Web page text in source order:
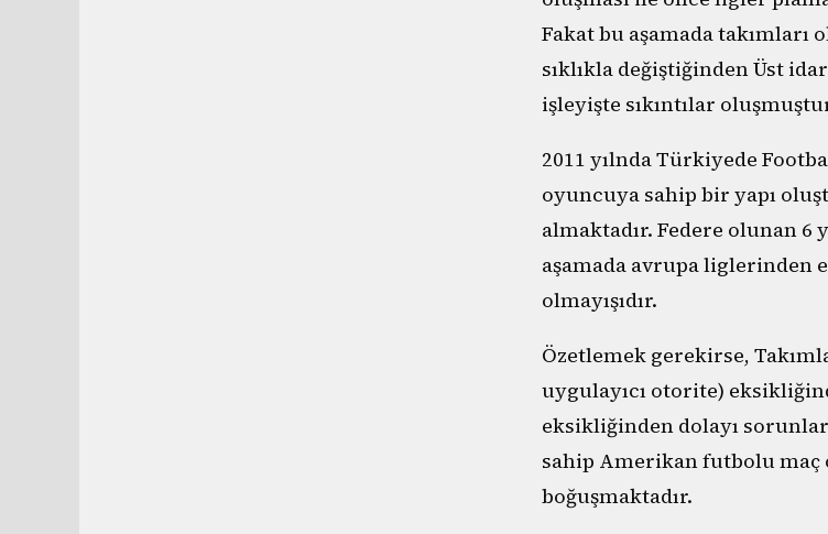
Fakat bu aşamada
sıklıkla değiştiğinden Üst
işleyişte sıkıntılar
2011 yılnda Türkiyede
oyuncuya sahip bir yapı
almaktadır. Federe olunan 6
aşamada avrupa liglerinden
olmayışıdır.
Özetlemek gerekirse,
uygulayıcı otorite)
eksikliğinden dolayı
sahip Amerikan futbolu maç
boğuşmaktadır.